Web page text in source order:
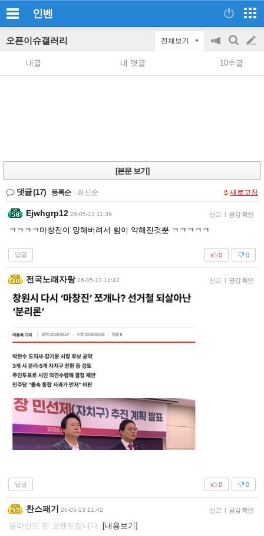
인벤
오픈이슈갤러리 전체보기
공
지
on/off
검
색
글
쓰
내글 내 댓글 10추글
[본문 보기]
댓글(17) 등록순 최신순 새로고침
Ejwhgrp12 26-05-13 11:39 신고 | 공감 확인
ㅋㅋㅋㅋ마창진이 망해버려서 힘이 약해진것뿐 ㅋㅋㅋㅋㅋ
답글 0
0
전국노래자랑 26-05-13 11:42 신고 | 공감 확인
답글 0
0
찬스패기 26-05-13 11:42 신고 | 공감 확인
블라인드 된 코멘트입니다. [내용보기]